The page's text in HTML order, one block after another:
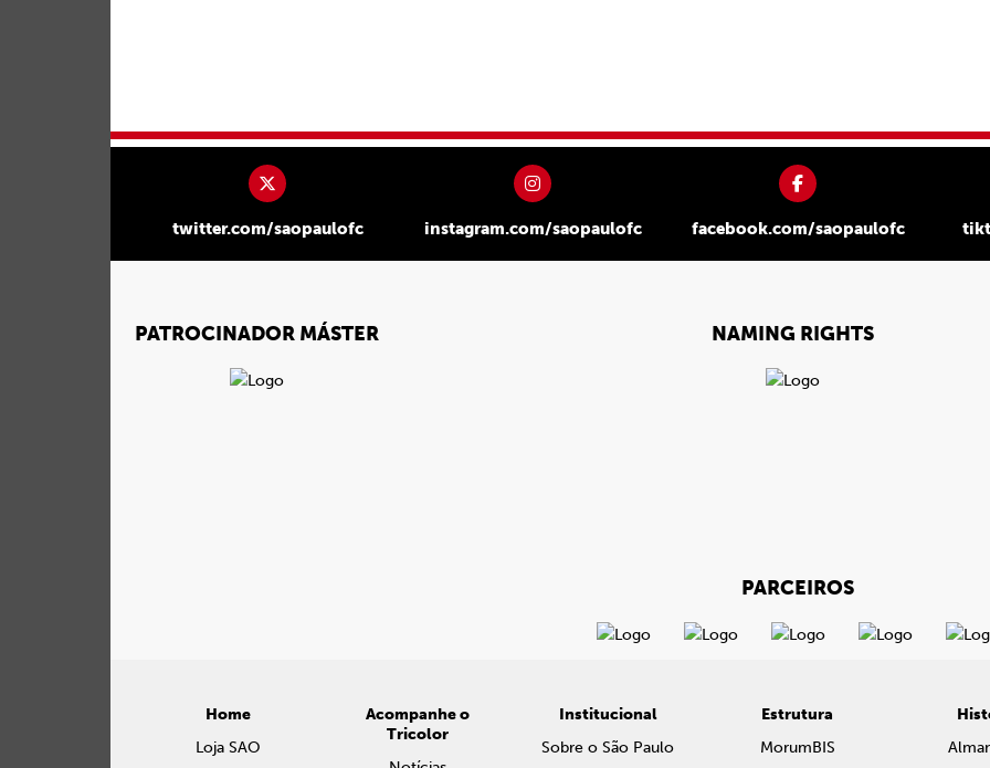
twitter.com/saopaulofc instagram.com/saopaulofc facebook.com/saopaulofc
PATROCINADOR MÁSTER NAMING RIGHTS
PARCEIROS
Home
Loja SAO
Acompanhe o
Tricolor
Institucional
Sobre o São Paulo
Estrutura
MorumBIS